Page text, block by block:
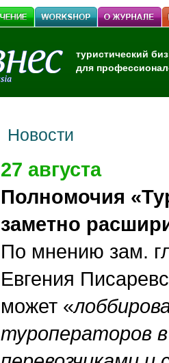
туристический
для
Новости
27 августа
Полномочия
заметно
По мнению зам.
Евгения
может «
туроператоров